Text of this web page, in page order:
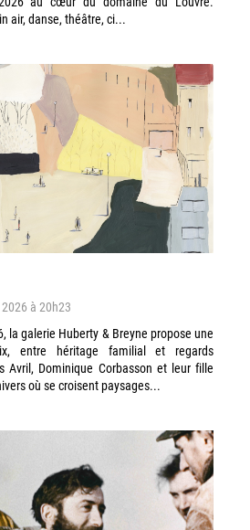
air, danse, théâtre, ci...
à 20h23
la galerie Huberty & Breyne propose une
entre héritage familial et regards
Avril, Dominique Corbasson et leur fille
où se croisent paysages...